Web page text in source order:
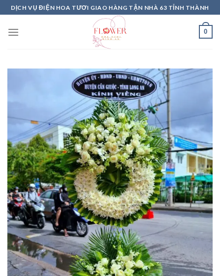
Skip
to
content
DỊCH VỤ ĐIỆN HOA TƯƠI GIAO HÀNG TẬN NHÀ 63 TỈNH THÀNH
0